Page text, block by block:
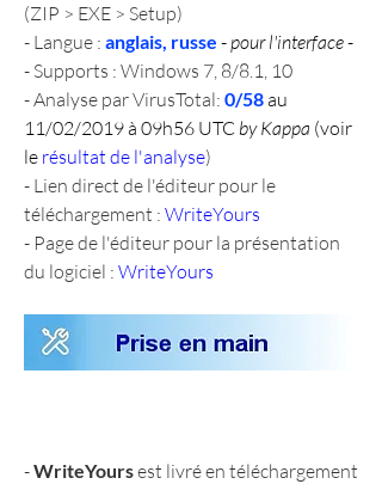
(ZIP > EXE > Setup)
- Langue : anglais, russe - pour l'interface -
- Supports : Windows 7, 8/8.1, 10
- Analyse par VirusTotal: 0/58 au
11/02/2019 à 09h56 UTC by Kappa (voir
le résultat de l'analyse)
- Lien direct de l'éditeur pour le
téléchargement : WriteYours
- Page de l'éditeur pour la présentation
du logiciel : WriteYours
- WriteYours est livré en téléchargement